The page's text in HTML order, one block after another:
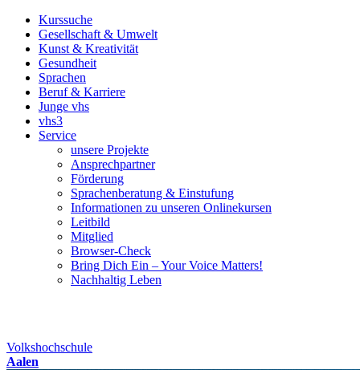
Kurssuche
Gesellschaft & Umwelt
Kunst & Kreativität
Gesundheit
Sprachen
Beruf & Karriere
Junge vhs
vhs3
Service
unsere Projekte
Ansprechpartner
Förderung
Sprachenberatung & Einstufung
Informationen zu unseren Onlinekursen
Leitbild
Mitglied
Browser-Check
Bring Dich Ein – Your Voice Matters!
Nachhaltig Leben
Volkshochschule
Aalen